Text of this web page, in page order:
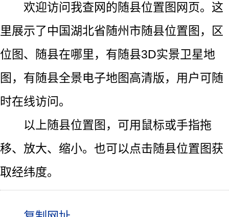
欢迎访问我查网的随县位置图网页。这
里展示了中国湖北省随州市随县位置图，区
位图、随县在哪里，有随县3D实景卫星地
图，有随县全景电子地图高清版，用户可随
时在线访问。
以上随县位置图，可用鼠标或手指拖
移、放大、缩小。也可以点击随县位置图获
取经纬度。